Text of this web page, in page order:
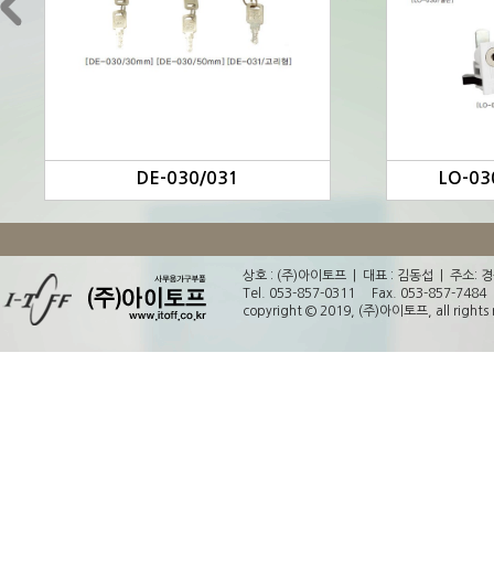
DE-030/031 LO-
상호 : (주)아이토프 | 대표 : 김동섭 | 주소:
Tel. 053-857-0311 Fax. 053-857-
copyright © 2019, (주)아이토프, all rights